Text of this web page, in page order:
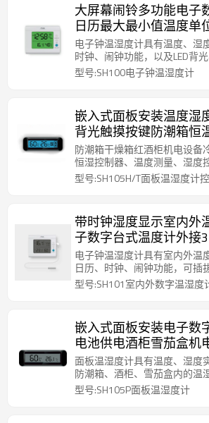
大屏幕闹铃多功能电子
日历最大最小值温度单
电子钟温湿度计具有温度、湿
时钟、闹钟功能，以及LED背光
型号:SH100电子钟温湿度计
嵌入式面板安装温度湿
背光触摸按键防潮箱恒
防潮箱干燥箱红酒柜机电设备
恒湿控制器、温度测量、湿度
型号:SH105H/T面板温湿度计
带时钟湿度显示室内外
子数字台式温度计外接
器探头
电子钟温湿度计具有室内外温
日历、时钟、闹钟功能，可插
型号:SH101室内外数字温湿度
嵌入式面板安装电子数
电池供电酒柜雪茄盒机
面板温湿度计具有温度、湿度
防潮箱、酒柜、雪茄盒内的温
型号:SH105P面板温湿度计